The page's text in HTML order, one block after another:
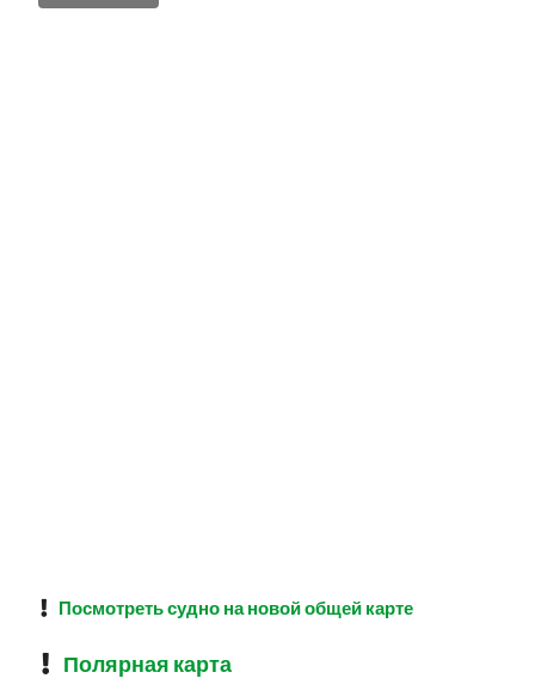
Посмотреть судно на новой общей карте
Полярная карта